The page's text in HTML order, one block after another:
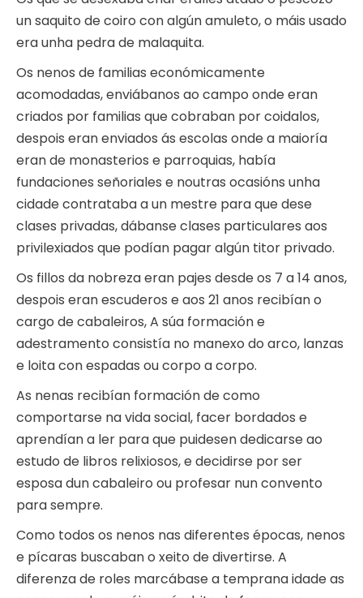
un saquito de coiro con algún amuleto, o máis usado
era unha pedra de malaquita.
Os nenos de familias económicamente
acomodadas, enviábanos ao campo onde eran
criados por familias que cobraban por coidalos,
despois eran enviados ás escolas onde a maioría
eran de monasterios e parroquias, había
fundaciones señoriales e noutras ocasións unha
cidade contrataba a un mestre para que dese
clases privadas, dábanse clases particulares aos
privilexiados que podían pagar algún titor privado.
Os fillos da nobreza eran pajes desde os 7 a 14 anos,
despois eran escuderos e aos 21 anos recibían o
cargo de cabaleiros, A súa formación e
adestramento consistía no manexo do arco, lanzas
e loita con espadas ou corpo a corpo.
As nenas recibían formación de como
comportarse na vida social, facer bordados e
aprendían a ler para que puidesen dedicarse ao
estudo de libros relixiosos, e decidirse por ser
esposa dun cabaleiro ou profesar nun convento
para sempre.
Como todos os nenos nas diferentes épocas, nenos
e pícaras buscaban o xeito de divertirse. A
diferenza de roles marcábase a temprana idade as